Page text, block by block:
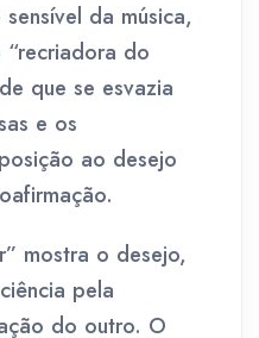
da música,
do
que se esvazia
e os
ao desejo
mostra o desejo,
pela
do outro. O